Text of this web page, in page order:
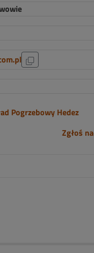
Pogrzebowy Hedez
Zgłoś